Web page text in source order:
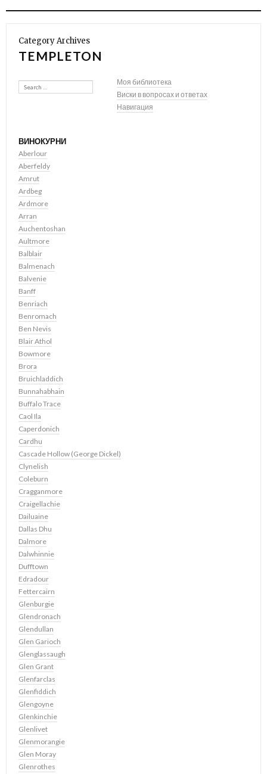
Category Archives
TEMPLETON
Search
Моя библиотека
Виски в вопросах и ответах
Навигация
ВИНОКУРНИ
Aberlour
Aberfeldy
Amrut
Ardbeg
Ardmore
Arran
Auchentoshan
Aultmore
Balblair
Balmenach
Balvenie
Banff
Benriach
Benromach
Ben Nevis
Blair Athol
Bowmore
Brora
Bruichladdich
Bunnahabhain
Buffalo Trace
Caol Ila
Caperdonich
Cardhu
Cascade Hollow (George Dickel)
Clynelish
Coleburn
Cragganmore
Craigellachie
Dailuaine
Dallas Dhu
Dalmore
Dalwhinnie
Dufftown
Edradour
Fettercairn
Glenburgie
Glendronach
Glendullan
Glen Garioch
Glenglassaugh
Glen Grant
Glenfarclas
Glenfiddich
Glengoyne
Glenkinchie
Glenlivet
Glenmorangie
Glen Moray
Glenrothes